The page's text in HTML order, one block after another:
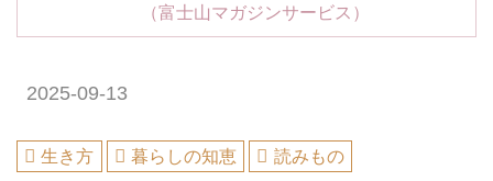
（富士山マガジンサービス）
2025-09-13
生き方 暮らしの知恵 読みもの